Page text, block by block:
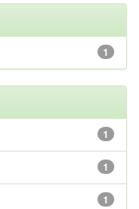
1
1
1
1